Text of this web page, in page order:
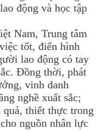
động và học tập
Nam, Trung tâm
tốt, điển hình
lao động có tay
Đồng thời, phát
vinh danh
nghề xuất sắc;
quả, thiết thực trong
nguồn nhân lực